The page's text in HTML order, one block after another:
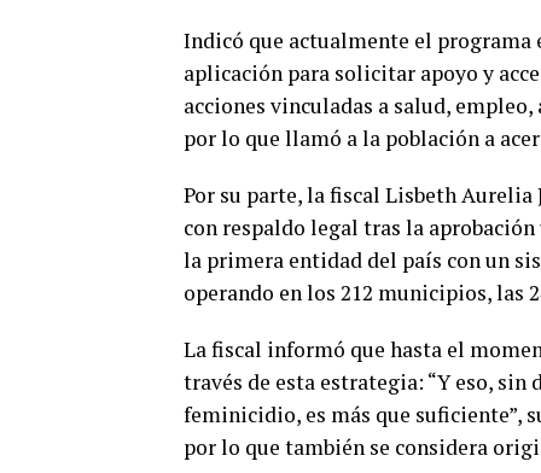
Indicó que actualmente el programa
aplicación para solicitar apoyo y
acciones vinculadas a salud,
por lo que llamó a la población a
Por su parte, la fiscal Lisbeth Aurelia
con respaldo legal tras la
la primera entidad del país con un
operando en los 212 municipios, las
La fiscal informó que hasta el
través de esta estrategia: “Y eso,
feminicidio, es más que suficiente”,
por lo que también se considera